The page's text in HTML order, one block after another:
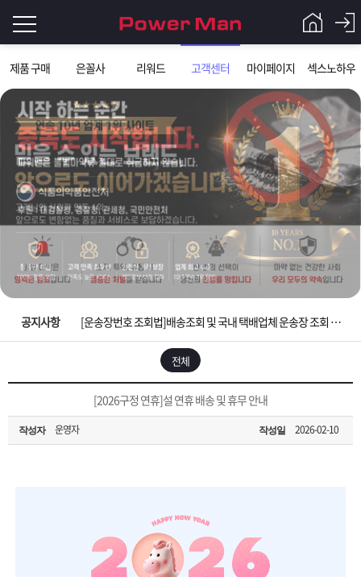
제품 구매 은꼴사 리워드 고객센터 마이페이지 섹스노하우
그
인
이
필
요
니
로
Q&A
파
워
맨
제
품
은
노
객
마
공지사항
입금확인이 안되는 상황을 대비해 꼭 입금후 고객센터 연락바랍니다.
[2026구정 연휴]설 연휴 배송 및 휴무 안내
[운송장번호 조회법]배송조회 및 국내 택배업체 운송장 조회 하는법
[ios앱 오픈]아이폰 고객 앱설치 가능합니다.
[무인택배함 이용 안내] 집 밖에 주소로 택배 받기
입금확인이 안되는 상황을 대비해 꼭 입금후 고객센터 연락바랍니다.
전체
[2026구정 연휴]설 연휴 배송 및 휴무 안내
작성자 운영자 작성일 2026-02-10